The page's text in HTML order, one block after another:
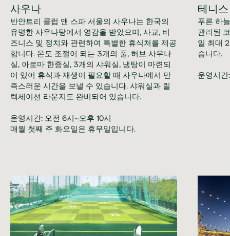
사우나
반얀트리 클럽 앤 스파 서울의 사우나는 한국의
유명한 사우나탕에서 영감을 받았으며, 사교, 비
즈니스 및 정치와 관련하여 특별한 휴식처를 제공
합니다. 온도 조절이 되는 3개의 풀, 허브 사우나
실, 아로마 한증실, 3개의 샤워실, 냉탕이 마련되
어 있어 휴식과 재생이 필요할 때 사우나에서 만
족스러운 시간을 보낼 수 있습니다. 샤워실과 릴
렉세이션 라운지도 완비되어 있습니다.
운영시간: 오전 6시~오후 10시
매월 첫째 주 화요일은 휴무일입니다.
테니
푸른 하
관리된
일 최대
습니다.
운영시